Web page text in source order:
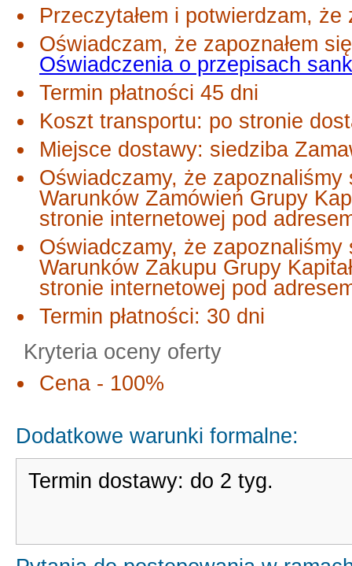
Przeczytałem i potwierdzam,
Oświadczam, że zapoznałem
Oświadczenia o przepisach
Termin płatności 45 dni
Koszt transportu: po stronie
Miejsce dostawy: siedziba
Oświadczamy, że
Warunków Zamówień Grupy
stronie internetowej pod
Oświadczamy, że
Warunków Zakupu Grupy
stronie internetowej pod
Termin płatności: 30 dni
Kryteria oceny oferty
Cena - 100%
Dodatkowe warunki formalne:
Termin dostawy: do 2 tyg.